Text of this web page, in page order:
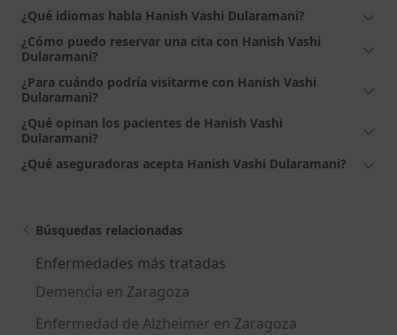
¿Qué idiomas habla Hanish Vashi Dularamani?
¿Cómo puedo reservar una cita con Hanish Vashi
Dularamani?
¿Para cuándo podría visitarme con Hanish Vashi
Dularamani?
¿Qué opinan los pacientes de Hanish Vashi
Dularamani?
¿Qué aseguradoras acepta Hanish Vashi Dularamani?
Búsquedas relacionadas
Enfermedades más tratadas
Demencia en Zaragoza
Enfermedad de Alzheimer en Zaragoza